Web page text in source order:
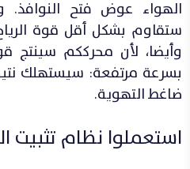
الهواء عوض فتح النوافذ.
ستقاوم بشكل أقل قوة
وأيضا، لأن محرككم سينتج
بسرعة مرتفعة: سيستهلك
ضاغط التهوية.
استعملوا نظام تثبيت